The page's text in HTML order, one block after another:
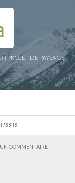
PROJET DE PAYSAGE
LASSUS
COMMENTAIRESUR